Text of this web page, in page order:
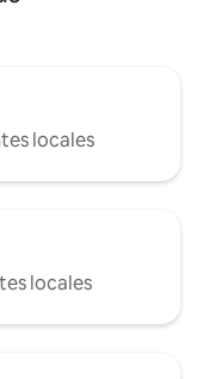
locales
locales